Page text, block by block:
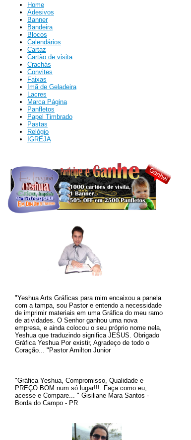
Home
Adesivos
Banner
Bandeira
Blocos
Calendários
Cartaz
Cartão de visita
Crachás
Convites
Faixas
Imã de Geladeira
Lacres
Marca Página
Panfletos
Papel Timbrado
Pastas
Relógio
IGREJA
"Yeshua Arts Gráficas para mim encaixou a panela
com a tampa, sou Pastor e entendo a necessidade
de imprimir materiais em uma Gráfica do meu ramo
de atividades. O Senhor ganhou uma nova
empresa, e ainda colocou o seu próprio nome nela,
Yeshua que traduzindo significa JESUS. Obrigado
Gráfica Yeshua Por existir, Agradeço de todo o
Coração... "Pastor Amilton Junior
"Gráfica Yeshua, Compromisso, Qualidade e
PREÇO BOM num só lugar!!!. Faça como eu,
acesse e Compare... " Gisiliane Mara Santos -
Borda do Campo - PR